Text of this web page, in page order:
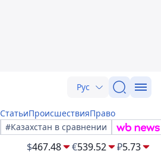
Рус
СтатьиПроисшествияПраво
#Казахстан в сравнении
$467.48 €539.52 ₽5.73